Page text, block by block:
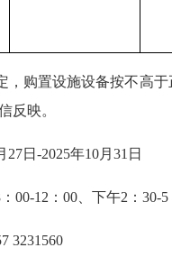
，购置设施设备按不高
反映。
27日-2025年10月31日
00-12：00、下午2：30-5
3231560